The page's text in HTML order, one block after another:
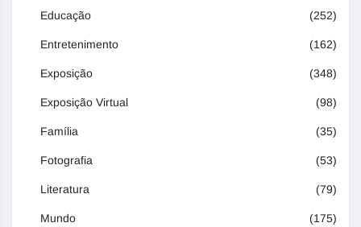
Educação (252)
Entretenimento (162)
Exposição (348)
Exposição Virtual (98)
Família (35)
Fotografia (53)
Literatura (79)
Mundo (175)